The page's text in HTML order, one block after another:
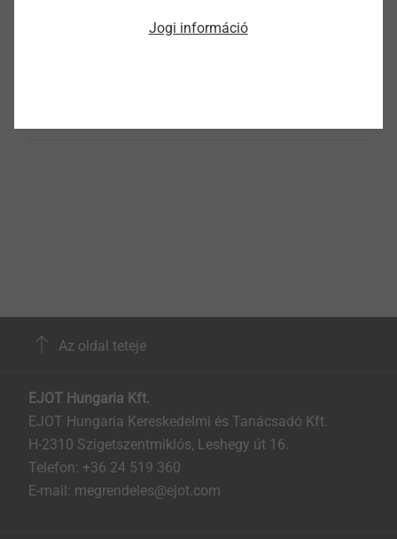
Az oldal teteje
EJOT Hungaria Kft.
EJOT Hungaria Kereskedelmi és Tanácsadó Kft.
H-2310 Szigetszentmiklós, Leshegy út 16.
Telefon: +36 24 519 360
E-mail: megrendeles@ejot.com
Jogi információ